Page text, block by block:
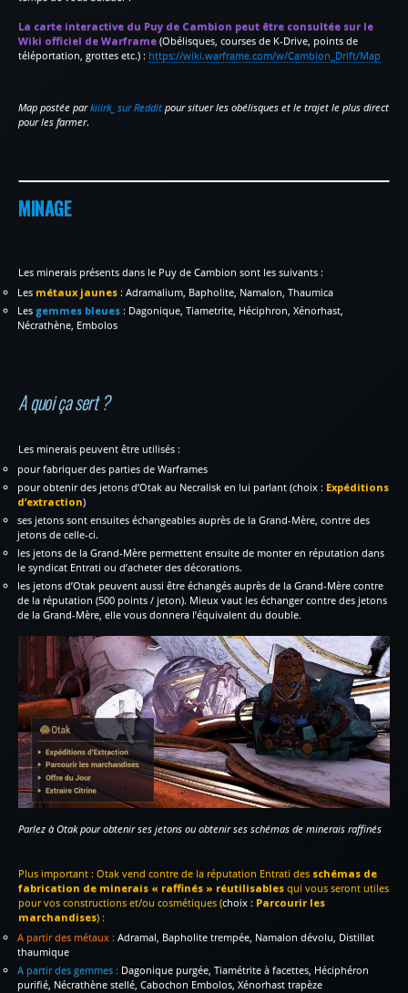
La carte interactive du Puy de Cambion peut être consultée sur le
Wiki officiel de Warframe (Obélisques, courses de K-Drive, points de
téléportation, grottes etc.) : https://wiki.warframe.com/w/Cambion_Drift/Map
Map postée parkiiirk_ sur Reddit pour situer les obélisques et le trajet le plus direct
pour les farmer.
MINAGE
Les minerais présents dans le Puy de Cambion sont les suivants :
Les métaux jaunes: Adramalium, Bapholite, Namalon, Thaumica
Les gemmes bleues : Dagonique, Tiametrite, Héciphron, Xénorhast,
Nécrathène, Embolos
A quoi ça sert ?
Les minerais peuvent être utilisés :
pour fabriquer des parties de Warframes
pour obtenir des jetons d’Otak au Necralisk en lui parlant (choix : Expéditions
d’extraction)
ses jetons sont ensuites échangeables auprès de la Grand-Mère, contre des
jetons de celle-ci.
les jetons de la Grand-Mère permettent ensuite de monter en réputation dans
le syndicat Entrati ou d’acheter des décorations.
les jetons d’Otak peuvent aussi être échangés auprès de la Grand-Mère contre
de la réputation (500 points / jeton). Mieux vaut les échanger contre des jetons
de la Grand-Mère, elle vous donnera l’équivalent du double.
Parlez à Otak pour obtenir ses jetons ou obtenir ses schémas de minerais raffinés
Plus important : Otak vend contre de la réputation Entrati des schémas de
fabrication de minerais « raffinés » réutilisables qui vous seront utiles
pour vos constructions et/ou cosmétiques (choix : Parcourir les
marchandises) :
A partir des métaux : Adramal, Bapholite trempée, Namalon dévolu, Distillat
thaumique
A partir des gemmes : Dagonique purgée, Tiamétrite à facettes, Héciphéron
purifié, Nécrathène stellé, Cabochon Embolos, Xénorhast trapèze